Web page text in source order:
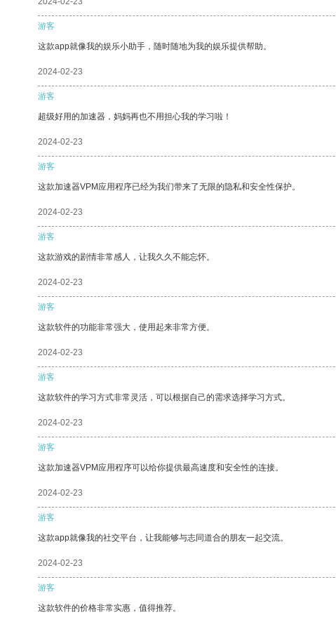
游客
这款app就像我的娱乐小助手，随时随地为我的娱乐提供帮助。
2024-02-23
游客
超级好用的加速器，妈妈再也不用担心我的学习啦！
2024-02-23
游客
这款加速器VPM应用程序已经为我们带来了无限的隐私和安全性保护。
2024-02-23
游客
这款游戏的剧情非常感人，让我久久不能忘怀。
2024-02-23
游客
这款软件的功能非常强大，使用起来非常方便。
2024-02-23
游客
这款软件的学习方式非常灵活，可以根据自己的需求选择学习方式。
2024-02-23
游客
这款加速器VPM应用程序可以给你提供最高速度和安全性的连接。
2024-02-23
游客
这款app就像我的社交平台，让我能够与志同道合的朋友一起交流。
2024-02-23
游客
这款软件的价格非常实惠，值得推荐。